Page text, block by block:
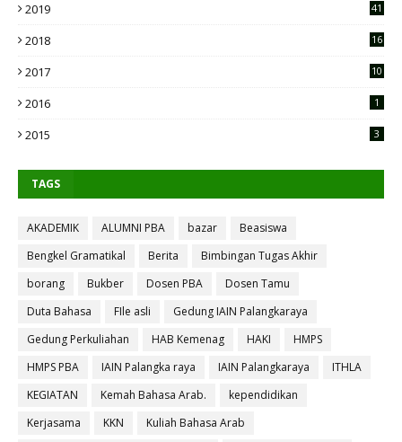
2019 41
2018 16
2017 10
2016 1
2015 3
TAGS
AKADEMIK ALUMNI PBA bazar
Beasiswa
Bengkel Gramatikal
Berita
Bimbingan Tugas Akhir
borang
Bukber Dosen PBA
Dosen Tamu
Duta Bahasa
FIle asli
Gedung IAIN Palangkaraya
Gedung Perkuliahan
HAB Kemenag HAKI
HMPS
HMPS PBA
IAIN Palangka raya IAIN Palangkaraya
ITHLA
KEGIATAN
Kemah Bahasa Arab.
kependidikan
Kerjasama
KKN
Kuliah Bahasa Arab